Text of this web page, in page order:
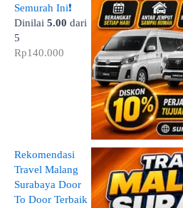
Semurah Ini❗
Dinilai 5.00 dari
5
Rp140.000
Rekomendasi
Travel Malang
Surabaya Door
To Door Terbaik